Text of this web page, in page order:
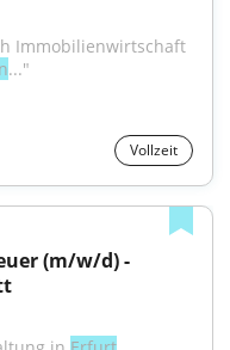
Immobilienwirtschaft
..."
Vollzeit